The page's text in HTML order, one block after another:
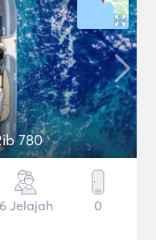
780
6 Jelajah 0